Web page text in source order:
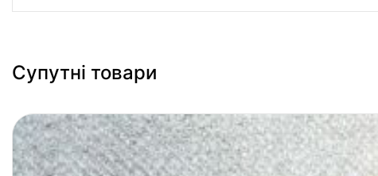
Супутні товари